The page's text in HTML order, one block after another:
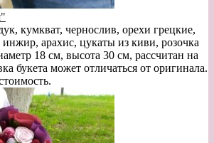
кумкват, чернослив, орехи грецкие,
арахис, цукаты из киви, розочка
18 см, высота 30 см, рассчитан на
букета может отличаться от оригинала.